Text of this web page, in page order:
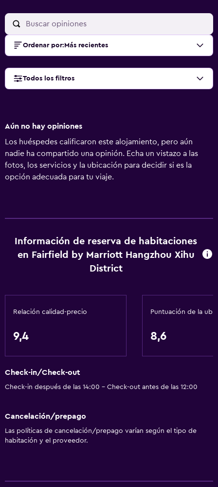
Ordenar por: Más recientes
Todos los filtros
Aún no hay opiniones
Los huéspedes calificaron este alojamiento, pero aún
nadie ha compartido una opinión. Echa un vistazo a las
fotos, los servicios y la ubicación para decidir si es la
opción adecuada para tu viaje.
Información de reserva de habitaciones
en Fairfield by Marriott Hangzhou Xihu
District
Relación calidad-precio
9,4
Puntuación de la
8,6
Check-in/Check-out
Check-in después de las 14:00 - Check-out antes de las 12:00
Cancelación/prepago
Las políticas de cancelación/prepago varían según el tipo de
habitación y el proveedor.